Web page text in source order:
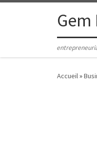
Passer au contenu
Accueil»